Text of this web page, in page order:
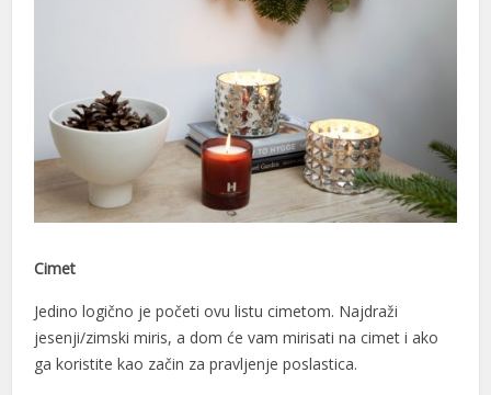
Cimet
Jedino logično je početi ovu listu cimetom. Najdraži
jesenji/zimski miris, a dom će vam mirisati na cimet i ako
ga koristite kao začin za pravljenje poslastica.